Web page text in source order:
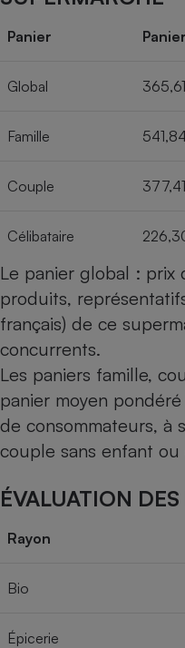
Panier
Global
Famille
Couple
Célibataire
Le panier global : prix
produits,
français) de ce
concurrents.
Les paniers famille,
panier moyen
de consommateurs, à
couple sans enfant ou
ÉVALUATION
Rayon
Bio
Épicerie